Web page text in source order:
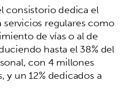
consistorio dedica el
regulares como
de vías o al de
hasta el 38% del
con 4 millones
y un 12% dedicados a